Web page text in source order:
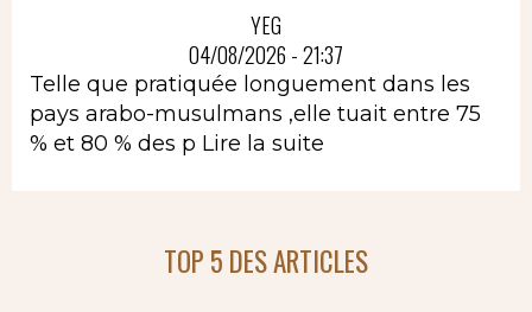
YEG
04/08/2026 - 21:37
Telle que pratiquée longuement dans les
pays arabo-musulmans ,elle tuait entre 75
% et 80 % des p Lire la suite
TOP 5 DES ARTICLES